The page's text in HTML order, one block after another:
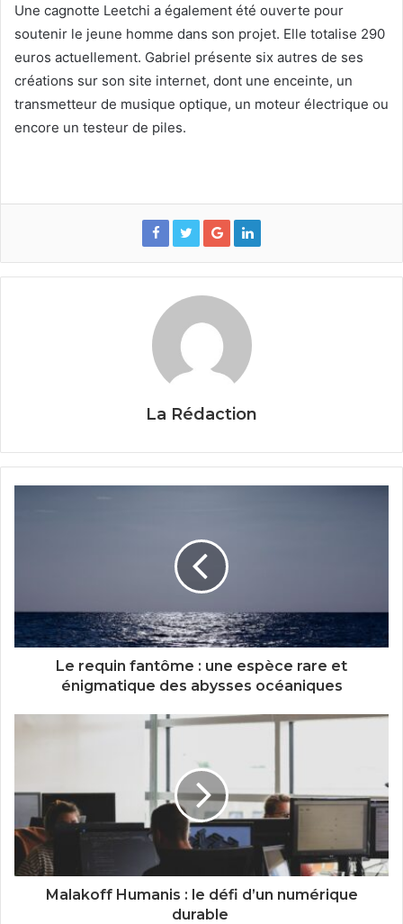
Une cagnotte Leetchi a également été ouverte pour
soutenir le jeune homme dans son projet. Elle totalise 290
euros actuellement. Gabriel présente six autres de ses
créations sur son site internet, dont une enceinte, un
transmetteur de musique optique, un moteur électrique ou
encore un testeur de piles.
La Rédaction
Le requin fantôme : une espèce rare et
énigmatique des abysses océaniques
Malakoff Humanis : le défi d’un numérique
durable